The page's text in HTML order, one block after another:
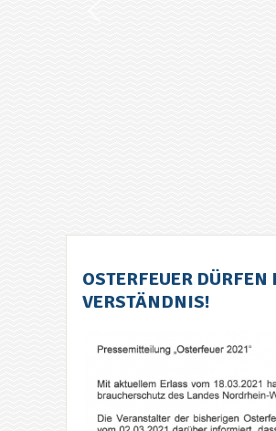
OSTERFEUER
VERSTÄNDNIS!